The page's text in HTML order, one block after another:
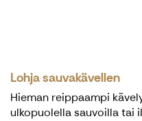
Lohja sauvakävellen
Hieman reippaampi
ulkopuolella sauvoilla tai